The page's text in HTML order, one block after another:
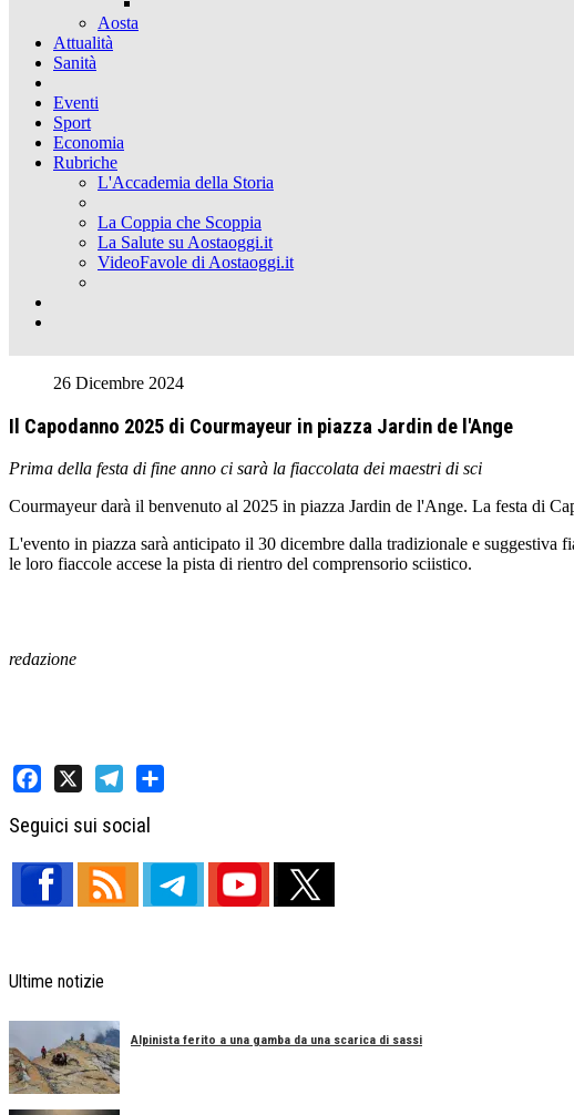
Aosta
Attualità
Sanità
Eventi
Sport
Economia
Rubriche
L'Accademia della Storia
La Coppia che Scoppia
La Salute su Aostaoggi.it
VideoFavole di Aostaoggi.it
26 Dicembre 2024
Il Capodanno 2025 di Courmayeur in piazza Jardin de l'Ange
Prima della festa di fine anno ci sarà la fiaccolata dei maestri di sci
Courmayeur darà il benvenuto al 2025 in piazza Jardin de l'Ange. La festa di
L'evento in piazza sarà anticipato il 30 dicembre dalla tradizionale e
le loro fiaccole accese la pista di rientro del comprensorio sciistico.
redazione
Seguici sui social
Ultime notizie
Alpinista ferito a una gamba da una scarica di sassi